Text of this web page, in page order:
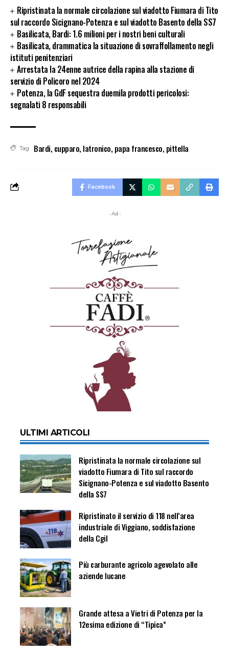
Ripristinata la normale circolazione sul viadotto Fiumara di Tito
sul raccordo Sicignano-Potenza e sul viadotto Basento della SS7
Basilicata, Bardi: 1.6 milioni per i nostri beni culturali
Basilicata, drammatica la situazione di sovraffollamento negli
istituti penitenziari
Arrestata la 24enne autrice della rapina alla stazione di
servizio di Policoro nel 2024
Potenza, la GdF sequestra duemila prodotti pericolosi:
segnalati 8 responsabili
Tag Bardi, cupparo, latronico, papa francesco, pittella
Facebook
- Ad -
ULTIMI ARTICOLI
Ripristinata la normale circolazione sul
viadotto Fiumara di Tito sul raccordo
Sicignano-Potenza e sul viadotto Basento
della SS7
Ripristinato il servizio di 118 nell’area
industriale di Viggiano, soddisfazione
della Cgil
Più carburante agricolo agevolato alle
aziende lucane
Grande attesa a Vietri di Potenza per la
12esima edizione di “Tipica”